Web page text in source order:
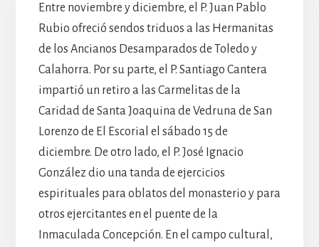
Entre noviembre y diciembre, el P. Juan Pablo
Rubio ofreció sendos triduos a las Hermanitas
de los Ancianos Desamparados de Toledo y
Calahorra. Por su parte, el P. Santiago Cantera
impartió un retiro a las Carmelitas de la
Caridad de Santa Joaquina de Vedruna de San
Lorenzo de El Escorial el sábado 15 de
diciembre. De otro lado, el P. José Ignacio
González dio una tanda de ejercicios
espirituales para oblatos del monasterio y para
otros ejercitantes en el puente de la
Inmaculada Concepción. En el campo cultural,